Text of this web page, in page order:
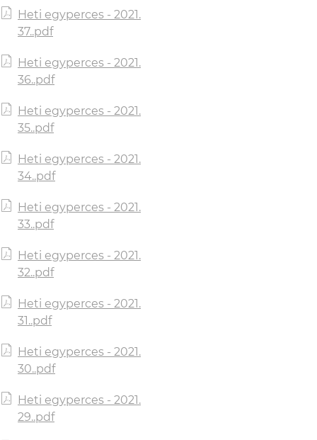
Heti egyperces - 2021.
37..pdf
Heti egyperces - 2021.
36..pdf
Heti egyperces - 2021.
35..pdf
Heti egyperces - 2021.
34..pdf
Heti egyperces - 2021.
33..pdf
Heti egyperces - 2021.
32..pdf
Heti egyperces - 2021.
31..pdf
Heti egyperces - 2021.
30..pdf
Heti egyperces - 2021.
29..pdf